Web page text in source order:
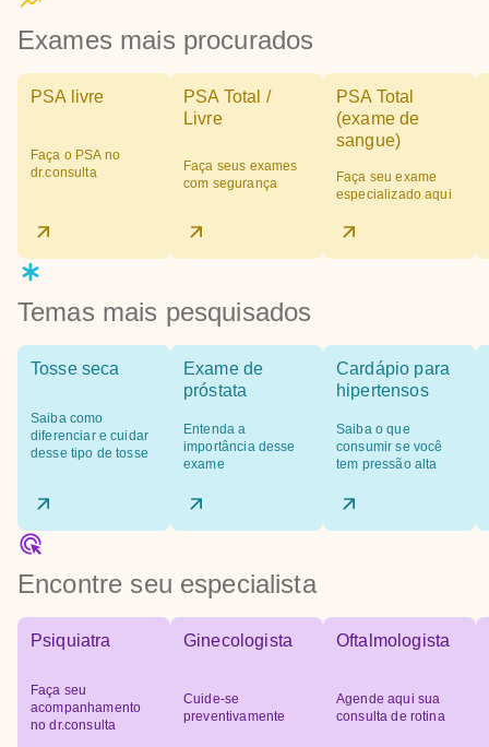
Exames mais procurados
PSA livre
Faça o PSA no
dr.consulta
PSA Total /
Livre
Faça seus exames
com segurança
PSA Total
(exame de
sangue)
Faça seu exame
especializado aqui
Temas mais pesquisados
Tosse seca
Saiba como
diferenciar e cuidar
desse tipo de tosse
Exame de
próstata
Entenda a
importância desse
exame
Cardápio para
hipertensos
Saiba o que
consumir se você
tem pressão alta
Encontre seu especialista
Psiquiatra
Faça seu
acompanhamento
no dr.consulta
Ginecologista
Cuide-se
preventivamente
Oftalmologista
Agende aqui sua
consulta de rotina